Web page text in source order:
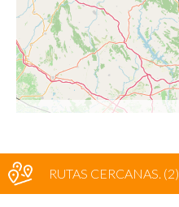
RUTAS CERCANAS . (2)